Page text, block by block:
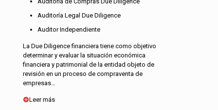
Auditoría Legal Due Diligence
Auditor Independiente
La Due Diligence financiera tiene como objetivo
determinar y evaluar la situación económica
financiera y patrimonial de la entidad objeto de
revisión en un proceso de compraventa de
empresas…
Leer más